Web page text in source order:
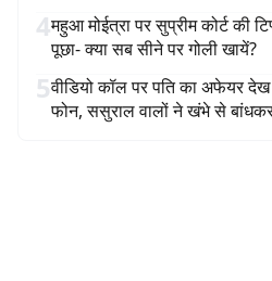
4महुआ मोईत्रा पर सुप्रीम कोर्ट की
पूछा- क्या सब सीने पर गोली खायें?
5वीडियो कॉल पर पति का अफेयर देख
फोन, ससुराल वालों ने खंभे से